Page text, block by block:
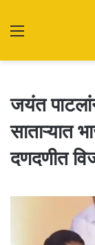
जयंत
साताऱ्यात
दणदणीत